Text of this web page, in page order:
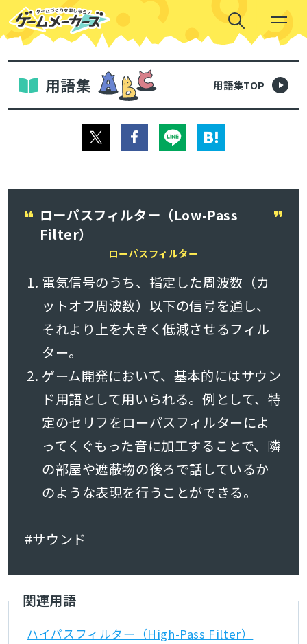
用語集 用語集TOP
ローパスフィルター（Low-Pass
Filter）
ローパスフィルター
電気信号のうち、指定した周波数（カ
ットオフ周波数）以下の信号を通し、
それより上を大きく低減させるフィル
ター。
ゲーム開発において、基本的にはサウン
ド用語として用いられる。例として、特
定のセリフをローパスフィルターによ
ってくぐもった音に加工することで、隣
の部屋や遮蔽物の後ろで話しているか
のような表現を行うことができる。
#サウンド
関連用語
ハイパスフィルター（High-Pass Filter）